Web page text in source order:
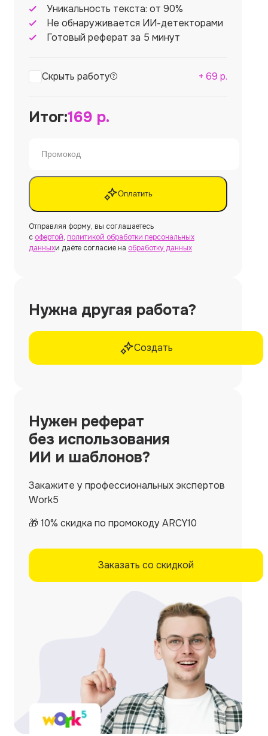
Уникальность текста: от 90%
Не обнаруживается ИИ-детекторами
Готовый реферат за 5 минут
Скрыть работу + 69 р.
Итог:169 р.
Оплатить
Отправляя форму, вы соглашаетесь
с офертой, политикой обработки персональных
данныхи даёте согласие на обработку данных
Нужна другая работа?
Создать
Нужен реферат
без использования
ИИ и шаблонов?
Закажите у профессиональных экспертов
Work5
🎁 10% скидка по промокоду ARCY10
Заказать со скидкой